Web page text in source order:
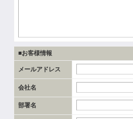
■お客様情報
メールアドレス
会社名
部署名